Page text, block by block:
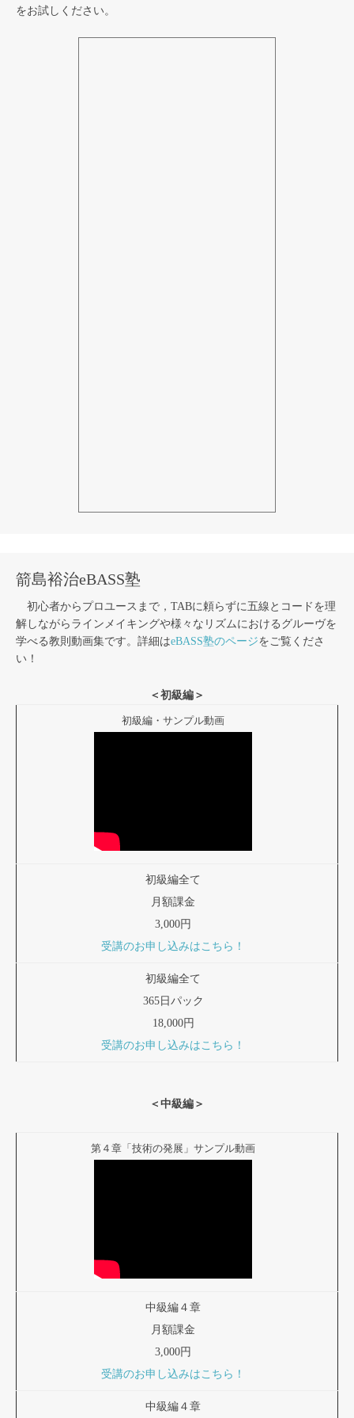
をお試しください。
箭島裕治eBASS塾
初心者からプロユースまで，TABに頼らずに五線とコードを理
解しながらラインメイキングや様々なリズムにおけるグルーヴを
学べる教則動画集です。詳細はeBASS塾のページをご覧くださ
い！
＜初級編＞
初級編・サンプル動画
初級編全て
月額課金
3,000円
受講のお申し込みはこちら！
初級編全て
365日パック
18,000円
受講のお申し込みはこちら！
＜中級編＞
第４章「技術の発展」サンプル動画
中級編４章
月額課金
3,000円
受講のお申し込みはこちら！
中級編４章